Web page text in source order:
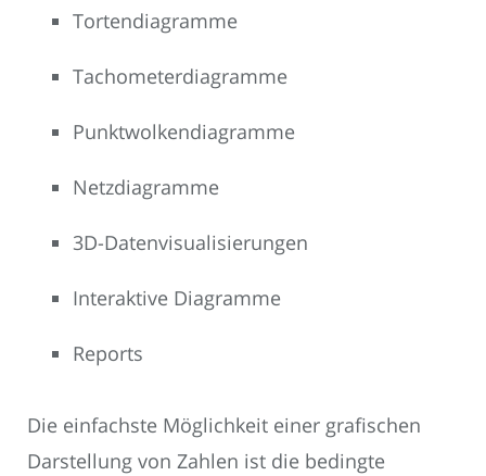
Tortendiagramme
Tachometerdiagramme
Punktwolkendiagramme
Netzdiagramme
3D-Datenvisualisierungen
Interaktive Diagramme
Reports
Die einfachste Möglichkeit einer grafischen
Darstellung von Zahlen ist die bedingte